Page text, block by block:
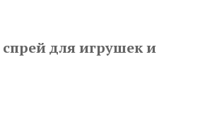
для игрушек и